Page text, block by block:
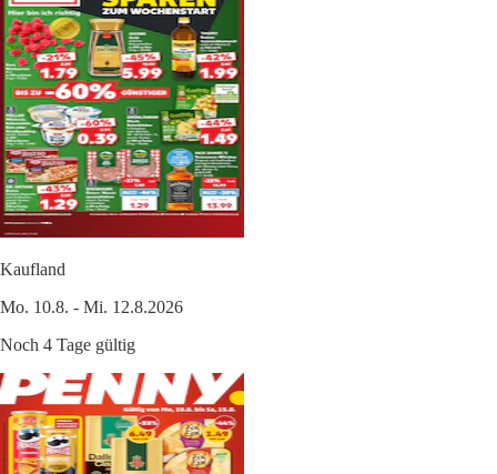
Kaufland
Mo. 10.8. - Mi. 12.8.2026
Noch 4 Tage gültig